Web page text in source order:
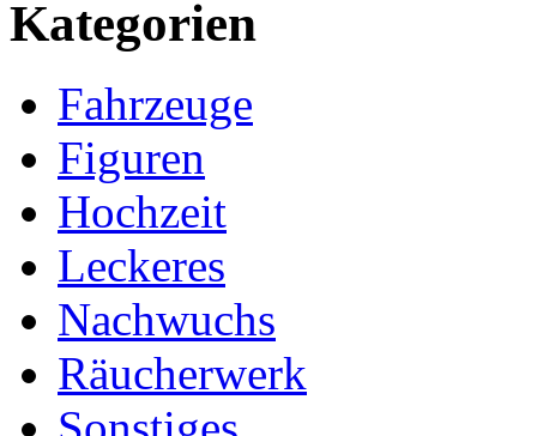
Kategorien
Fahrzeuge
Figuren
Hochzeit
Leckeres
Nachwuchs
Räucherwerk